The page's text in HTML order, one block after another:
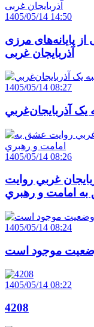
1405/05/14 14:50
از پایانه‌های مرزی
آذربایجان ‌غربی
1405/05/14 08:27
آذربايجان‌غربي
1405/05/14 08:26
غربي روايت
امامت و رهبري
1405/05/14 08:24
وضعيت موجود است
1405/05/14 08:22
4208